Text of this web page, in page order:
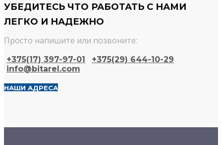
УБЕДИТЕСЬ ЧТО РАБОТАТЬ С НАМИ
ЛЕГКО И НАДЕЖНО
Просто напишите или позвоните:
+375(17) 397-97-01
+375(29) 644-10-29​
info@bitarel.com​
НАШИ АДРЕСА